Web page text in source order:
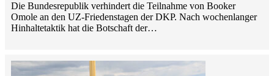
Die Bundesrepublik verhindert die Teilnahme von Booker
Omole an den UZ-Friedenstagen der DKP. Nach wochenlanger
Hinhaltetaktik hat die Botschaft der…